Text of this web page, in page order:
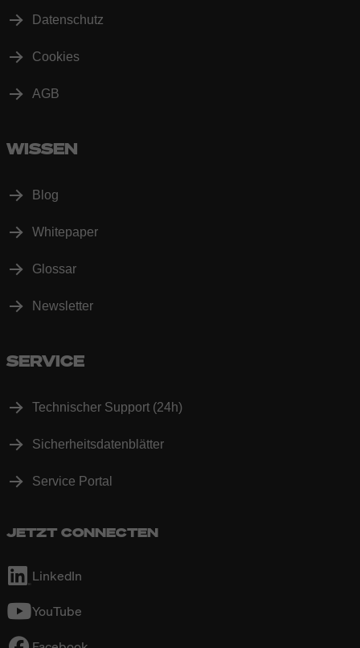
Datenschutz
Cookies
AGB
WISSEN
Blog
Whitepaper
Glossar
Newsletter
SERVICE
Technischer Support (24h)
Sicherheitsdatenblätter
Service Portal
JETZT CONNECTEN
LinkedIn
YouTube